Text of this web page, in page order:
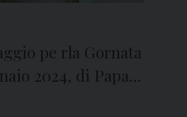
pe rla Gornata
2024, di Papa